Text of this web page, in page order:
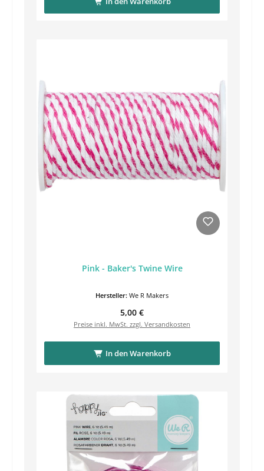
Pink - Baker's Twine Wire
Hersteller: We R Makers
Regulärer Preis:
5,00 €
Preise inkl. MwSt. zzgl. Versandkosten
In den Warenkorb